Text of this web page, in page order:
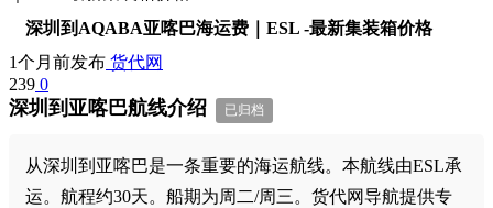
深圳到AQABA亚喀巴海运费｜ESL -最新集装箱价格
1个月前发布 货代网
239 0
深圳到亚喀巴航线介绍 已归档
从深圳到亚喀巴是一条重要的海运航线。本航线由ESL承
运。航程约30天。船期为周二/周三。货代网导航提供专